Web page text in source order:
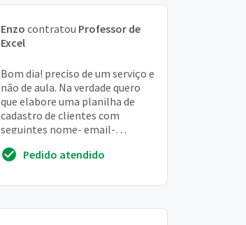
Enzo contratou Professor de
Excel
Bom dia! preciso de um serviço e
não de aula. Na verdade quero
que elabore uma planilha de
cadastro de clientes com
seguintes nome- email-
status, histórico. ...
Pedido atendido